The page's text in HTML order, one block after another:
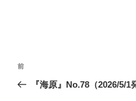
投
前
の
前
『海原』No.78（2026/5/